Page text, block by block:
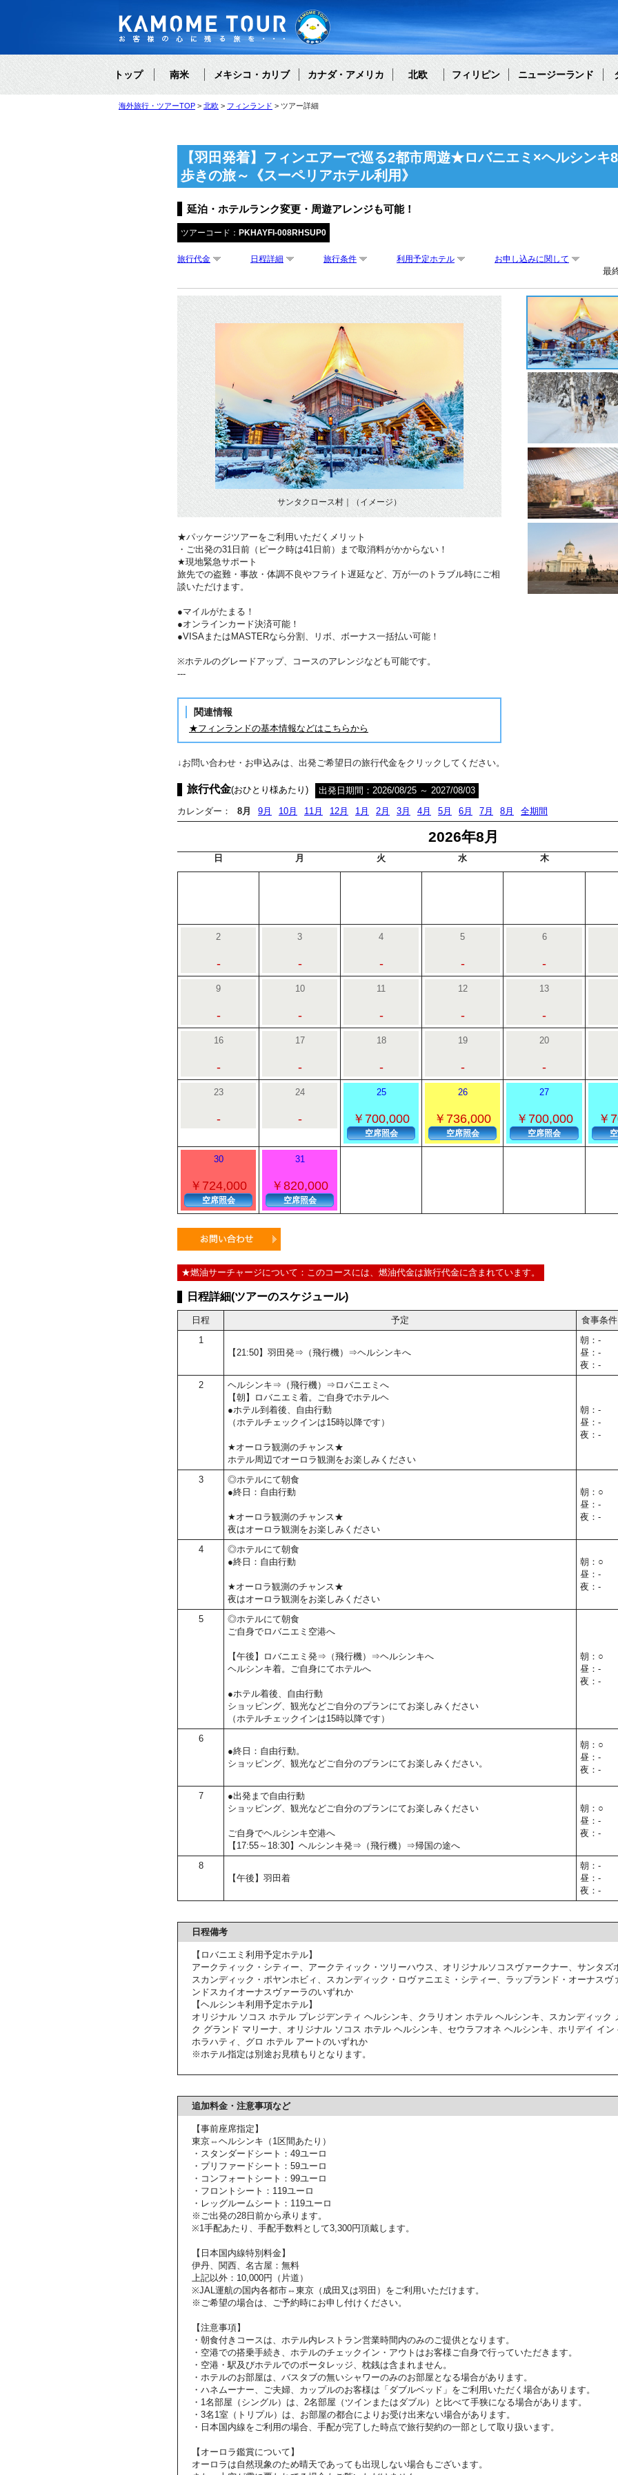
トップ 南米 メキシコ・カリブ カナダ・アメリカ 北欧 フィリピン ニュージーランド
海外旅行・ツアーTOP 北欧 フィンランド ツアー詳細
【羽田発着】フィンエアーで巡る2都市周遊★ロバニエミ×ヘルシンキ
歩きの旅～《スーペリアホテル利用》
延泊・ホテルランク変更・周遊アレンジも可能！
ツアーコード： PKHAYFI-008RHSUP0
旅行代金 日程詳細 旅行条件 利用予定ホテル お申し込みに関して
最
サンタクロース村｜（イメージ）
★パッケージツアーをご利用いただくメリット
・ご出発の31日前（ピーク時は41日前）まで取消料がかからない！
★現地緊急サポート
旅先での盗難・事故・体調不良やフライト遅延など、万が一のトラブル時にご相
談いただけます。
●マイルがたまる！
●オンラインカード決済可能！
●VISAまたはMASTERなら分割、リボ、ボーナス一括払い可能！
※ホテルのグレードアップ、コースのアレンジなども可能です。
---
関連情報
★フィンランドの基本情報などはこちらから
↓お問い合わせ・お申込みは、出発ご希望日の旅行代金をクリックしてください。
旅行代金(おひとり様あたり)
出発日期間：2026/08/25 ～ 2027/08/03
カレンダー：
8月 9月 10月 11月 12月 1月 2月 3月 4月 5月 6月 7月 8月 全期間
2026年8月
日 月 火 水 木
2
-
3
-
4
-
5
-
6
-
9
-
10
-
11
-
12
-
13
-
16
-
17
-
18
-
19
-
20
-
23
-
24
-
25
￥700,000
空席照会
26
￥736,000
空席照会
27
￥700,000
空席照会
￥
30
￥724,000
空席照会
31
￥820,000
空席照会
★燃油サーチャージについて：このコースには、燃油代金は旅行代金に含まれています。
日程詳細(ツアーのスケジュール)
日程 予定 食事条件
1
【21:50】羽田発⇒（飛行機）⇒ヘルシンキへ
朝：-
昼：-
夜：-
2
ヘルシンキ⇒（飛行機）⇒ロバニエミへ
【朝】ロバニエミ着。ご自身でホテルヘ
●ホテル到着後、自由行動
（ホテルチェックインは15時以降です）
★オーロラ観測のチャンス★
ホテル周辺でオーロラ観測をお楽しみください
朝：-
昼：-
夜：-
3
◎ホテルにて朝食
●終日：自由行動
★オーロラ観測のチャンス★
夜はオーロラ観測をお楽しみください
朝：○
昼：-
夜：-
4
◎ホテルにて朝食
●終日：自由行動
★オーロラ観測のチャンス★
夜はオーロラ観測をお楽しみください
朝：○
昼：-
夜：-
5
◎ホテルにて朝食
ご自身でロバニエミ空港へ
【午後】ロバニエミ発⇒（飛行機）⇒ヘルシンキへ
ヘルシンキ着。ご自身にてホテルへ
●ホテル着後、自由行動
ショッピング、観光などご自分のプランにてお楽しみください
（ホテルチェックインは15時以降です）
朝：○
昼：-
夜：-
6
●終日：自由行動。
ショッピング、観光などご自分のプランにてお楽しみください。
朝：○
昼：-
夜：-
7
●出発まで自由行動
ショッピング、観光などご自分のプランにてお楽しみください
ご自身でヘルシンキ空港へ
【17:55～18:30】ヘルシンキ発⇒（飛行機）⇒帰国の途へ
朝：○
昼：-
夜：-
8
【午後】羽田着
朝：-
昼：-
夜：-
日程備考
【ロバニエミ利用予定ホテル】
アークティック・シティー、アークティック・ツリーハウス、オリジナルソコスヴァークナー、サンタズ
スカンディック・ポヤンホビィ、スカンディック・ロヴァニエミ・シティー、ラップランド・オーナスヴ
ンドスカイオーナスヴァーラのいずれか
【ヘルシンキ利用予定ホテル】
オリジナル ソコス ホテル プレジデンティ ヘルシンキ、クラリオン ホテル ヘルシンキ、スカンディック
ク グランド マリーナ、オリジナル ソコス ホテル ヘルシンキ、セウラフオネ ヘルシンキ、ホリデイ イ
ホラハティ、グロ ホテル アートのいずれか
※ホテル指定は別途お見積もりとなります。
追加料金・注意事項など
【事前座席指定】
東京⇔ヘルシンキ（1区間あたり）
・スタンダードシート：49ユーロ
・プリファードシート：59ユーロ
・コンフォートシート：99ユーロ
・フロントシート：119ユーロ
・レッグルームシート：119ユーロ
※ご出発の28日前から承ります。
※1手配あたり、手配手数料として3,300円頂戴します。
【日本国内線特別料金】
伊丹、関西、名古屋：無料
上記以外：10,000円（片道）
※JAL運航の国内各都市⇔東京（成田又は羽田）をご利用いただけます。
※ご希望の場合は、ご予約時にお申し付けください。
【注意事項】
・朝食付きコースは、ホテル内レストラン営業時間内のみのご提供となります。
・空港での搭乗手続き、ホテルのチェックイン・アウトはお客様ご自身で行っていただきます。
・空港・駅及びホテルでのポータレッジ、枕銭は含まれません。
・ホテルのお部屋は、バスタブの無いシャワーのみのお部屋となる場合があります。
・ハネムーナー、ご夫婦、カップルのお客様は「ダブルベッド」をご利用いただく場合があります。
・1名部屋（シングル）は、2名部屋（ツインまたはダブル）と比べて手狭になる場合があります。
・3名1室（トリプル）は、お部屋の都合によりお受け出来ない場合があります。
・日本国内線をご利用の場合、手配が完了した時点で旅行契約の一部として取り扱います。
【オーロラ鑑賞について】
オーロラは自然現象のため晴天であっても出現しない場合もございます。